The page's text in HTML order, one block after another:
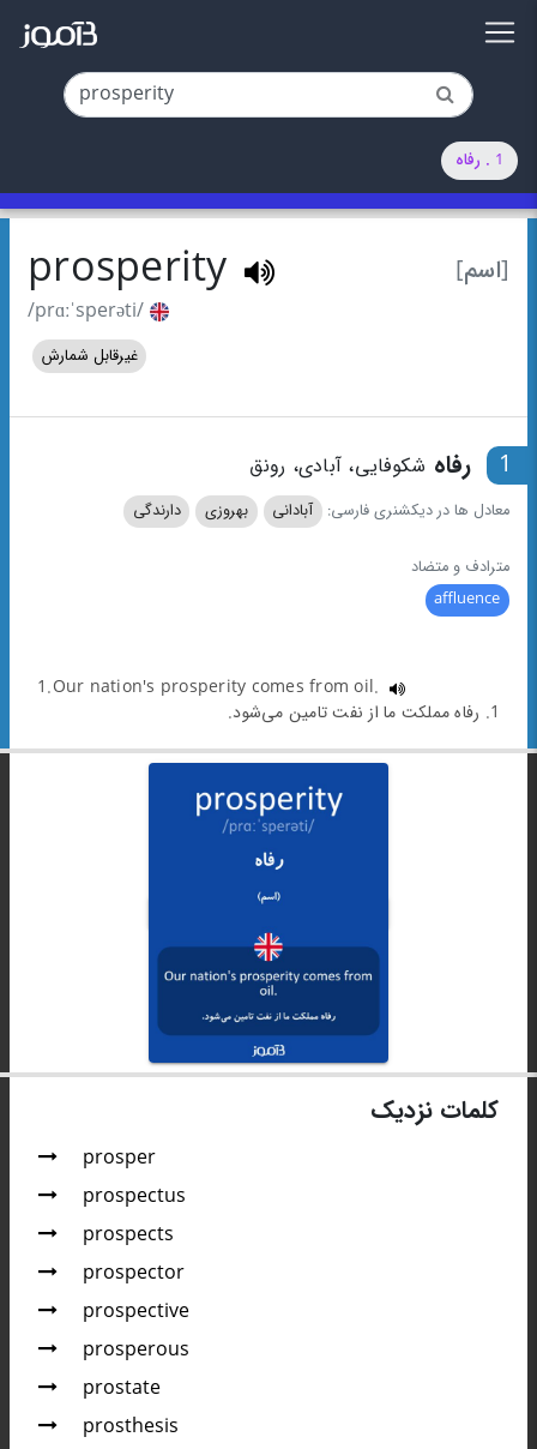
1 . رفاه
[اسم] prosperity
/prɑːˈsperəti/
غیرقابل شمارش
1 رفاه شکوفایی، آبادی، رونق
معادل ها در دیکشنری فارسی: آبادانی بهروزی دارندگی
مترادف و متضاد
affluence
1.Our nation's prosperity comes from oil.
1. رفاه مملکت ما از نفت تامین می‌شود.
کلمات نزدیک
prosper
prospectus
prospects
prospector
prospective
prosperous
prostate
prosthesis